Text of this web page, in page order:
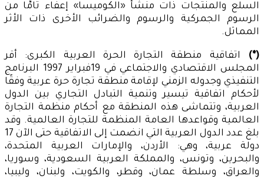
السلع والمنتجات ذات منشأ «الكوميسا» إعفاء تامًّا من
الرسوم الجمركية والرسوم والضرائب الأخرى ذات الأثر
المماثل.
(*)
اتفاقية منطقة التجارة الحرة العربية الكبرى: أقر
المجلس الاقتصادي والاجتماعي في 19فبراير 1997 البرنامج
التنفيذي وجدوله الزمني لإقامة منطقة تجارة حرة عربية وفقًا
لأحكام اتفاقية تيسير وتنمية التبادل التجاري بين الدول
العربية، وتتماشى هذه المنطقة مع أحكام منظمة التجارة
العالمية وقواعدها العامة المنظمة للتجارة العالمية. وقد
بلغ عدد الدول العربية التي انضمت إلى الاتفاقية حتى الآن 17
دولة عربية، وهي: الأردن، والإمارات العربية المتحدة،
والبحرين، وتونس، والمملكة العربية السعودية، وسوريا،
والعراق، وسلطة عمان، وقطر، والكويت، ولبنان، وليبيا،